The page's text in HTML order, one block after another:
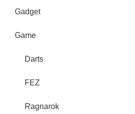
Gadget
Game
Darts
FEZ
Ragnarok